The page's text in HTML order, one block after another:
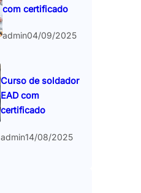
com certificado
admin04/09/2025
Curso de soldador
EAD com
certificado
admin14/08/2025